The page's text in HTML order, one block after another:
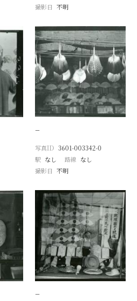
撮影日 不明
−
写真ID 3601-003342-0
駅 なし 路線 なし
撮影日 不明
−